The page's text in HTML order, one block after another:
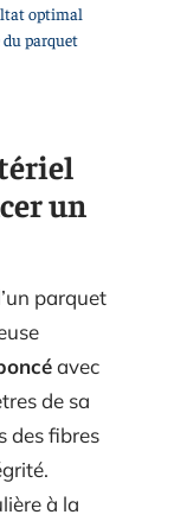
optimal
parquet
un
parquet
avec
de sa
des fibres
à la